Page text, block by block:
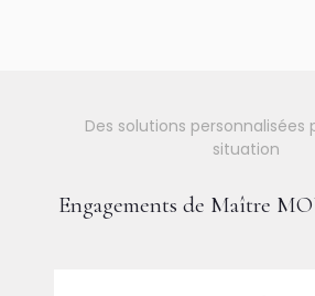
Des solutions personnalisées
situation
Engagements de Maître